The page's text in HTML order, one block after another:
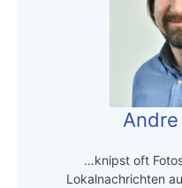
…knipst oft
Lokalnachrichten